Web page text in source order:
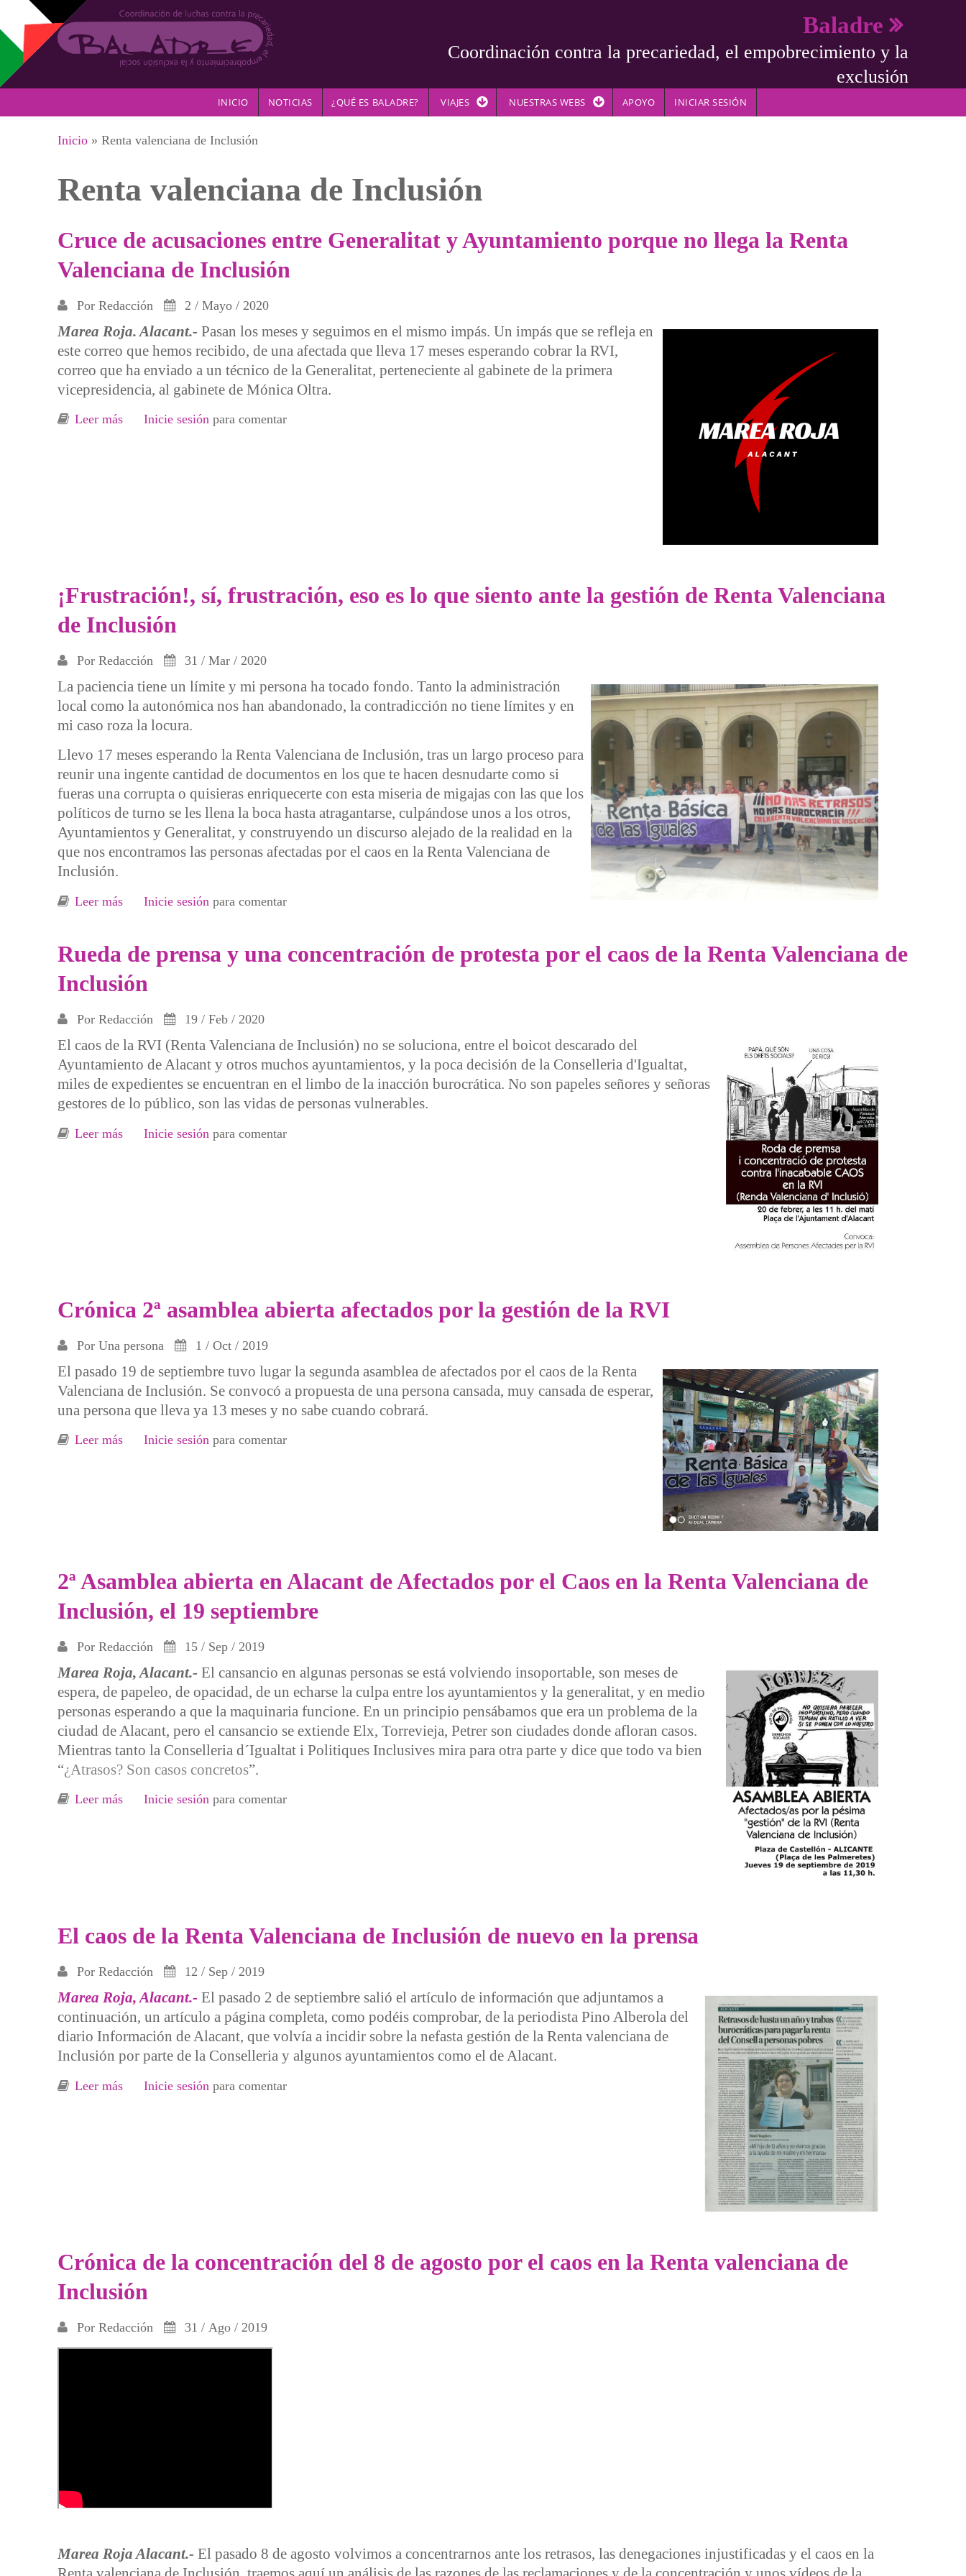
Pasar al contenido principal
Baladre
Coordinación contra la precariedad, el empobrecimiento y la
exclusión
INICIO NOTICIAS ¿QUÉ ES BALADRE? VIAJES NUESTRAS WEBS APOYO INICIAR SESIÓN
Se encuentra usted aquí
Inicio » Renta valenciana de Inclusión
Renta valenciana de Inclusión
Cruce de acusaciones entre Generalitat y Ayuntamiento porque no llega la Renta
Valenciana de Inclusión
Por Redacción 2 / Mayo / 2020
Marea Roja. Alacant.- Pasan los meses y seguimos en el mismo impás. Un impás que se refleja en
este correo que hemos recibido, de una afectada que lleva 17 meses esperando cobrar la RVI,
correo que ha enviado a un técnico de la Generalitat, perteneciente al gabinete de la primera
vicepresidencia, al gabinete de Mónica Oltra.
Leer más sobre Cruce de acusaciones entre Generalitat y Ayuntamiento porque no llega la Renta Valenciana de Inclusión
Inicie sesiónpara comentar
¡Frustración!, sí, frustración, eso es lo que siento ante la gestión de Renta Valenciana
de Inclusión
Por Redacción 31 / Mar / 2020
La paciencia tiene un límite y mi persona ha tocado fondo. Tanto la administración
local como la autonómica nos han abandonado, la contradicción no tiene límites y en
mi caso roza la locura.
Llevo 17 meses esperando la Renta Valenciana de Inclusión, tras un largo proceso para
reunir una ingente cantidad de documentos en los que te hacen desnudarte como si
fueras una corrupta o quisieras enriquecerte con esta miseria de migajas con las que los
políticos de turno se les llena la boca hasta atragantarse, culpándose unos a los otros,
Ayuntamientos y Generalitat, y construyendo un discurso alejado de la realidad en la
que nos encontramos las personas afectadas por el caos en la Renta Valenciana de
Inclusión.
Leer más sobre ¡Frustración!, sí, frustración, eso es lo que siento ante la gestión de Renta Valenciana de Inclusión
Inicie sesiónpara comentar
Rueda de prensa y una concentración de protesta por el caos de la Renta Valenciana de
Inclusión
Por Redacción 19 / Feb / 2020
El caos de la RVI (Renta Valenciana de Inclusión) no se soluciona, entre el boicot descarado del
Ayuntamiento de Alacant y otros muchos ayuntamientos, y la poca decisión de la Conselleria d'Igualtat,
miles de expedientes se encuentran en el limbo de la inacción burocrática. No son papeles señores y señoras
gestores de lo público, son las vidas de personas vulnerables.
Leer más sobre Rueda de prensa y una concentración de protesta por el caos de la Renta Valenciana de Inclusión
Inicie sesiónpara comentar
Crónica 2ª asamblea abierta afectados por la gestión de la RVI
Por Una persona 1 / Oct / 2019
El pasado 19 de septiembre tuvo lugar la segunda asamblea de afectados por el caos de la Renta
Valenciana de Inclusión. Se convocó a propuesta de una persona cansada, muy cansada de esperar,
una persona que lleva ya 13 meses y no sabe cuando cobrará.
Leer más sobre Crónica 2ª asamblea abierta afectados por la gestión de la RVI
Inicie sesiónpara comentar
2ª Asamblea abierta en Alacant de Afectados por el Caos en la Renta Valenciana de
Inclusión, el 19 septiembre
Por Redacción 15 / Sep / 2019
Marea Roja, Alacant.- El cansancio en algunas personas se está volviendo insoportable, son meses de
espera, de papeleo, de opacidad, de un echarse la culpa entre los ayuntamientos y la generalitat, y en medio
personas esperando a que la maquinaria funcione. En un principio pensábamos que era un problema de la
ciudad de Alacant, pero el cansancio se extiende Elx, Torrevieja, Petrer son ciudades donde afloran casos.
Mientras tanto la Conselleria d´Igualtat i Politiques Inclusives mira para otra parte y dice que todo va bien
“¿Atrasos? Son casos concretos”.
Leer más sobre 2ª Asamblea abierta en Alacant de Afectados por el Caos en la Renta Valenciana de Inclusión, el 19 septiembre
Inicie sesiónpara comentar
El caos de la Renta Valenciana de Inclusión de nuevo en la prensa
Por Redacción 12 / Sep / 2019
Marea Roja, Alacant.- El pasado 2 de septiembre salió el artículo de información que adjuntamos a
continuación, un artículo a página completa, como podéis comprobar, de la periodista Pino Alberola del
diario Información de Alacant, que volvía a incidir sobre la nefasta gestión de la Renta valenciana de
Inclusión por parte de la Conselleria y algunos ayuntamientos como el de Alacant.
Leer más sobre El caos de la Renta Valenciana de Inclusión de nuevo en la prensa
Inicie sesiónpara comentar
Crónica de la concentración del 8 de agosto por el caos en la Renta valenciana de
Inclusión
Por Redacción 31 / Ago / 2019
Marea Roja Alacant.- El pasado 8 de agosto volvimos a concentrarnos ante los retrasos, las denegaciones injustificadas y el caos en la